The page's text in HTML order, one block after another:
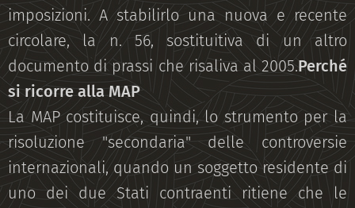
imposizioni. A stabilirlo una nuova e recente
circolare, la n. 56, sostituitiva di un altro
documento di prassi che risaliva al 2005.Perché
si ricorre alla MAP
La MAP costituisce, quindi, lo strumento per la
risoluzione "secondaria" delle controversie
internazionali, quando un soggetto residente di
uno dei due Stati contraenti ritiene che le